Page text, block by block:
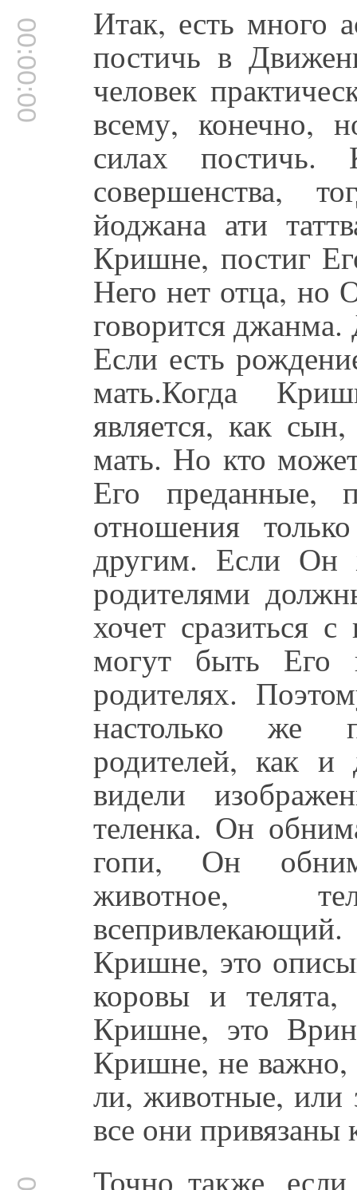
00:00:00 Итак, есть много
постичь в
человек
всему, конечно,
силах постичь.
совершенства,
йоджана ати
Кришне, постиг
Него нет отца, но
говорится
Если есть
мать.Когда
является, как
мать. Но кто
Его преданные,
отношения
другим. Если Он
родителями
хочет сразиться
могут быть Его
родителях.
настолько же
родителей, как и
видели
теленка. Он
гопи, Он
животное,
Кришне, это
коровы и
Кришне, это
Кришне, не важно,
ли, животные, или
все они
Точно также,